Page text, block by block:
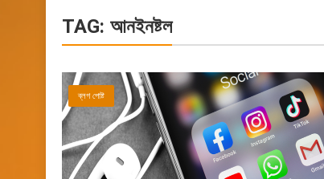
TAG: আনইনষ্টল
ব্লগ পোষ্ট